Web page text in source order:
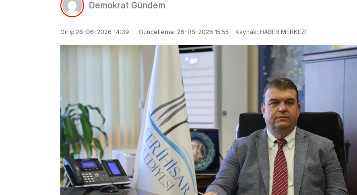
Demokrat Gündem
Giriş: 26-06-2026 14:39 Güncelleme: 26-06-2026 15:55 Kaynak: HABER MERKEZI